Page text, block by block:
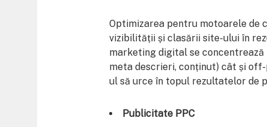
Optimizarea pentru motoarele de
vizibilității și clasării site-ului în
marketing digital se
meta descrieri, conținut) cât și
ul să urce în topul rezultatelor de
Publicitate PPC